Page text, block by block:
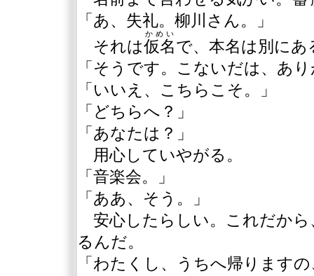
「あ、失礼。柳川さん。」
それは仮名
かめい
で、本名は別に
「そうです。こないだは、あ
「いいえ、こちらこそ。」
「どちらへ？」
「あなたは？」
用心していやがる。
「音楽会。」
「ああ、そう。」
安心したらしい。これだから
るんだ。
「わたくし、うちへ帰ります